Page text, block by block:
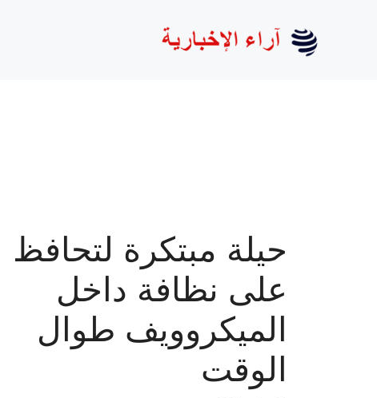
حيلة مبتكرة لتحافظ
على نظافة داخل
الميكروويف طوال
الوقت